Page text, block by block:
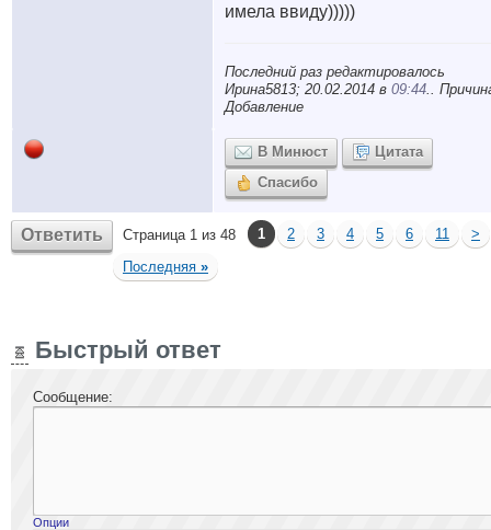
имела ввиду)))))
Последний раз редактировалось
Ирина5813; 20.02.2014 в 09:44..
Добавление
В Минюст
Цитата
Спасибо
Ответить Страница 1 из 48 1 2 3 4 5 6 11
>
Последняя »
Быстрый ответ
Сообщение:
Опции